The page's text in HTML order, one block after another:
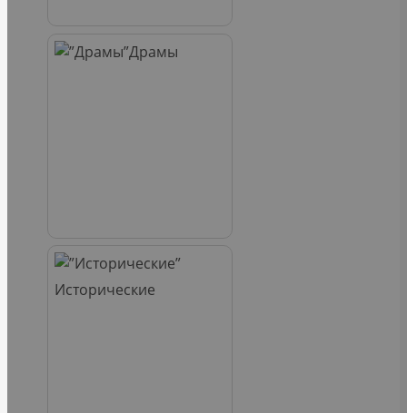
Драмы
Исторические